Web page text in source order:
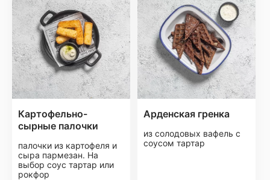
Картофельно-
сырные палочки
палочки из картофеля и
сыра пармезан. На
выбор соус тартар или
рокфор
Арденская гренка
из солодовых вафель с
соусом тартар